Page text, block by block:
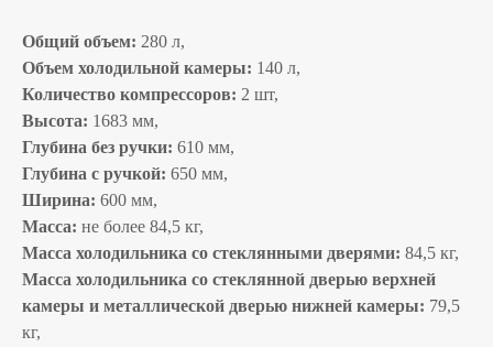
Общий объем: 280 л,
Объем холодильной камеры: 140 л,
Количество компрессоров: 2 шт,
Высота: 1683 мм,
Глубина без ручки: 610 мм,
Глубина с ручкой: 650 мм,
Ширина: 600 мм,
Масса: не более 84,5 кг,
Масса холодильника со стеклянными дверями: 84,5 кг,
Масса холодильника со стеклянной дверью верхней
камеры и металлической дверью нижней камеры: 79,5
кг,